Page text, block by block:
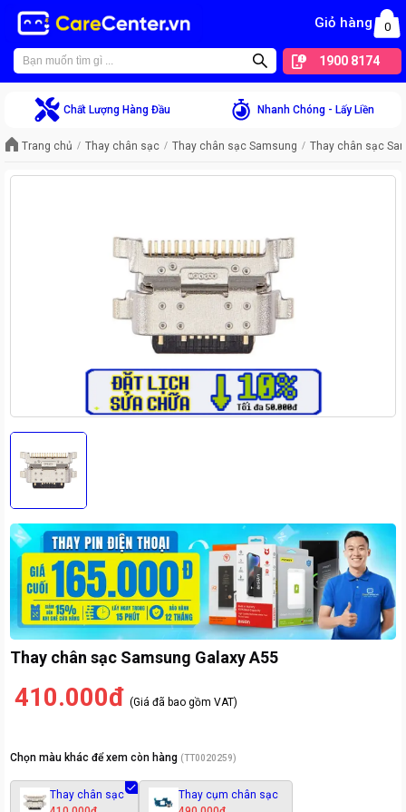
Giỏ hàng 0
1900 8174
Chất Lượng Hàng Đầu Nhanh Chóng - Lấy Liền
Trang chủ Thay chân sạc Thay chân sạc Samsung Thay chân sạc
Thay chân sạc Samsung Galaxy A55
410.000đ (Giá đã bao gồm VAT)
Chọn màu khác để xem còn hàng (TT0020259)
Thay chân sạc
Thay cụm chân sạc